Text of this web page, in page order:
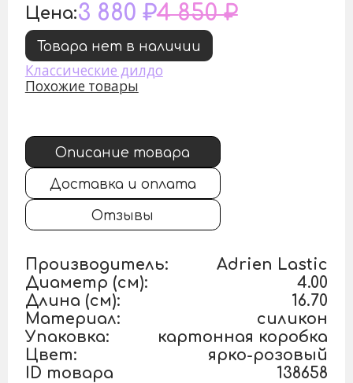
Цена:3 880 ₽4 850 ₽
Товара нет в наличии
Классические дилдо
Похожие товары
Описание товара
Доставка и оплата
Отзывы
Производитель:
Adrien Lastic
Диаметр (см):
4.00
Длина (см):
16.70
Материал:
силикон
Упаковка:
картонная коробка
Цвет:
ярко-розовый
ID товара
138658